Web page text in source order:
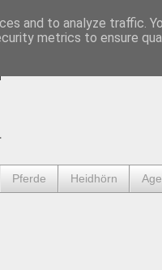
Pferde Heidhörn
and to analyze traffic.
metrics to ensure